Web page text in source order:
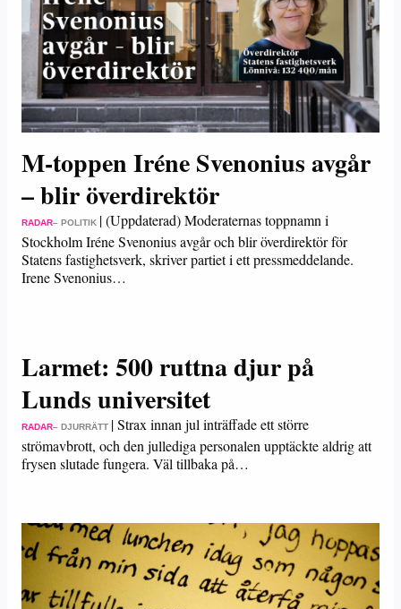
M-toppen Iréne Svenonius avgår
– blir överdirektör
RADAR– POLITIK |(Uppdaterad) Moderaternas toppnamn i
Stockholm Iréne Svenonius avgår och blir överdirektör för
Statens fastighetsverk, skriver partiet i ett pressmeddelande.
Irene Svenonius…
Larmet: 500 ruttna djur på
Lunds universitet
RADAR– DJURRÄTT |Strax innan jul inträffade ett större
strömavbrott, och den jullediga personalen upptäckte aldrig att
frysen slutade fungera. Väl tillbaka på…